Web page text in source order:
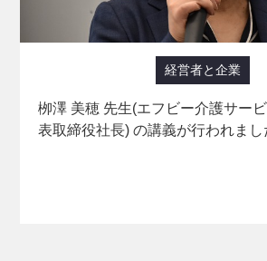
経営者と企業
栁澤 美穂 先生(エフビー介護サー
表取締役社長) の講義が行われまし